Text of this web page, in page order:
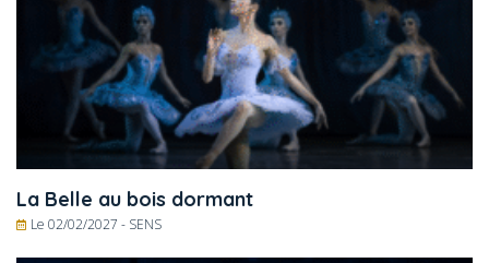
La Belle au bois dormant
Le 02/02/2027 - SENS